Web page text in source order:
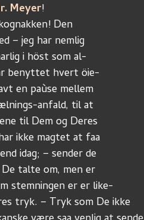
Meyer!
Den
– jeg har nemlig
i höst som al-
benyttet hvert öie-
en paùse mellem
anfald, til at
til Dem og Deres
ikke magtet at faa
idag; – sender de
talte om, men er
stemningen er er like-
tryk. – Tryk som De ikke